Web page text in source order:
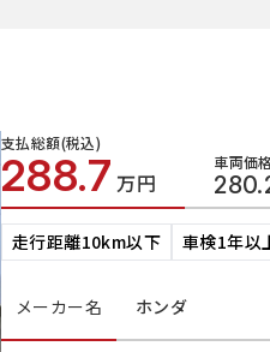
支払総額(税込)
288.7 万円
車両価
走行距離10km以下 車検1年以
メーカー名 ホンダ